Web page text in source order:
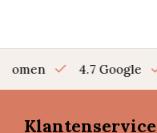
bomen 4.7 Google
Klantenservice